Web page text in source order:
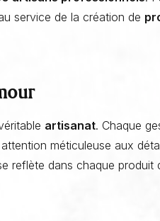
service de la création de
artisanat. Chaque
méticuleuse aux
reflète dans chaque
Façonner en boulangerie : l’Art
pâtisserie La